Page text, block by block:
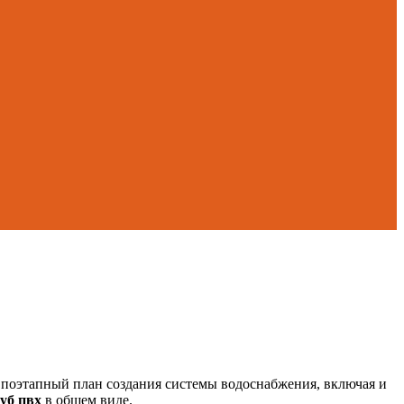
план создания системы водоснабжения, включая и
пвх в общем виде.